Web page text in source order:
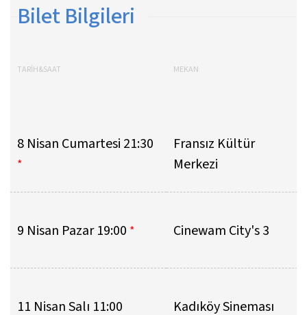
Bilet Bilgileri
TARİH&SAAT MEKAN
8 Nisan Cumartesi 21:30
*
Fransız Kültür
Merkezi
9 Nisan Pazar 19:00 * Cinewam City's 3
11 Nisan Salı 11:00 Kadıköy Sineması